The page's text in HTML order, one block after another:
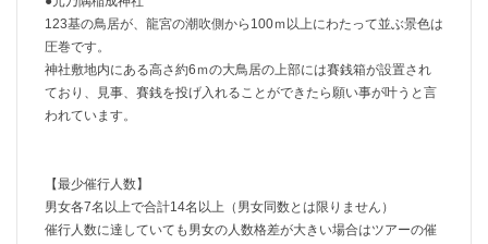
123基の鳥居が、龍宮の潮吹側から100ｍ以上にわたって並ぶ景色は
圧巻です。
神社敷地内にある高さ約6ｍの大鳥居の上部には賽銭箱が設置され
ており、見事、賽銭を投げ入れることができたら願い事が叶うと言
われています。
【最少催行人数】
男女各7名以上で合計14名以上（男女同数とは限りません）
催行人数に達していても男女の人数格差が大きい場合はツアーの催